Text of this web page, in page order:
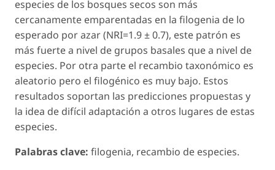
especies de los bosques secos son más
cercanamente emparentadas en la filogenia de lo
esperado por azar (NRI=1.9 ± 0.7), este patrón es
más fuerte a nivel de grupos basales que a nivel de
especies. Por otra parte el recambio taxonómico es
aleatorio pero el filogénico es muy bajo. Estos
resultados soportan las predicciones propuestas y
la idea de difícil adaptación a otros lugares de estas
especies.
Palabras clave: filogenia, recambio de especies.